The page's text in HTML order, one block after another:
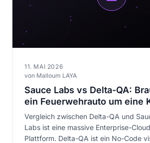
11. MAI 2026
von Malloum LAYA
Sauce Labs vs Delta-QA:
ein Feuerwehrauto um eine
löschen?
Vergleich zwischen Delta-QA und
Labs ist eine massive Enterprise-
Plattform. Delta-QA ist ein No-Code